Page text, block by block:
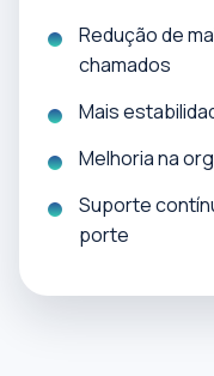
Redução de
chamados
Mais
Melhoria na
Suporte
porte